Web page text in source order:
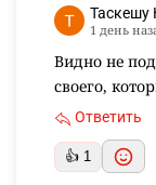
Таскешу
1 день
Видно не
своего,
Ответить
👍 1